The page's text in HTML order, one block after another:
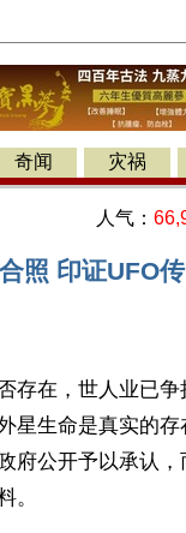
奇闻 灾祸
人气：
照 印证UFO
存在，世人业已争
星生命是真实的
府公开予以承认
。